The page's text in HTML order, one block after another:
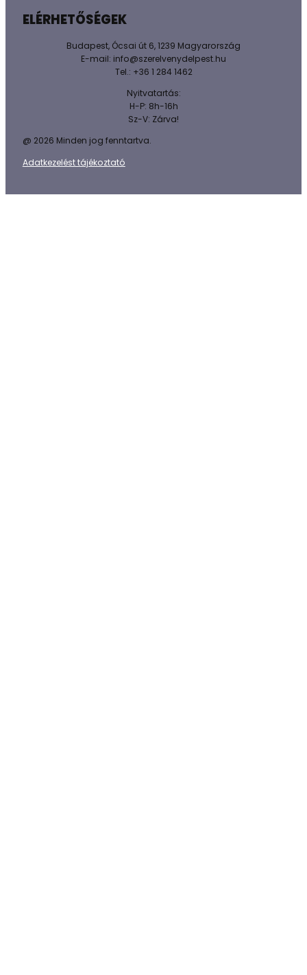
ELÉRHETŐSÉGEK
Budapest, Ócsai út 6, 1239 Magyarország
E-mail: info@szerelvenydelpest.hu
Tel.: +36 1 284 1462
Nyitvatartás:
H-P: 8h-16h
Sz-V: Zárva!
@ 2026 Minden jog fenntartva.
Adatkezelést tájékoztató